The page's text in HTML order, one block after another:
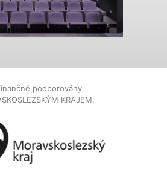
podporovány
KRAJEM.